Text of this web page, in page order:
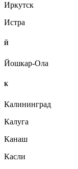
Иркутск
Истра
Й
Йошкар-Ола
К
Калининград
Калуга
Канаш
Касли